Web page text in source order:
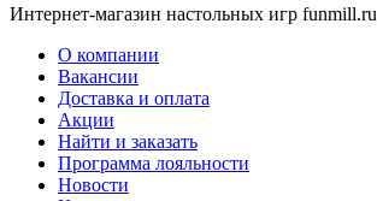
Интернет-магазин настольных игр funmill.ru
О компании
Вакансии
Доставка и оплата
Акции
Найти и заказать
Программа лояльности
Новости